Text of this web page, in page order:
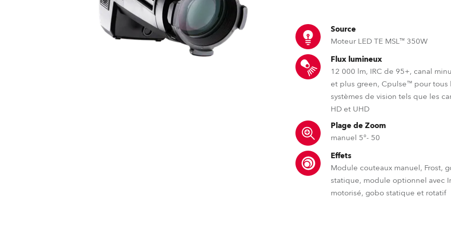
ProMotion Lighting
Robe Maritime
Source
Moteur LED TE MSL™ 350W
Flux lumineux
12 000 lm, IRC de 95+, canal
et plus green, Cpulse™ pour tous
systèmes de vision tels que les
HD et UHD
Plage de Zoom
manuel 5°- 50
Effets
Module couteaux manuel, Frost,
statique, module optionnel avec
motorisé, gobo statique et rotatif